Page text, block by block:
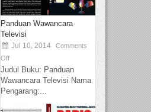
Panduan Wawancara
Televisi
Jul 10, 2014
Comments
Off
Judul Buku: Panduan
Wawancara Televisi Nama
Pengarang:...